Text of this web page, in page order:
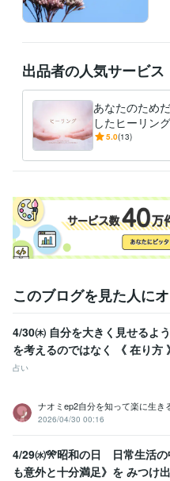
出品者の人気サービス
あなたのため
したヒーリン
今のあなたに
り
5.0(13)
このブログを見た人に
4/30㈭ 自分を大きく見せるよ
を考えるのではなく 《 在り方
占い
ナオミep2自分を知って楽に生き
2026/04/30 00:16
4/29㈬🎌昭和の日 日常生活の
も意外と十分満足》を みつけ